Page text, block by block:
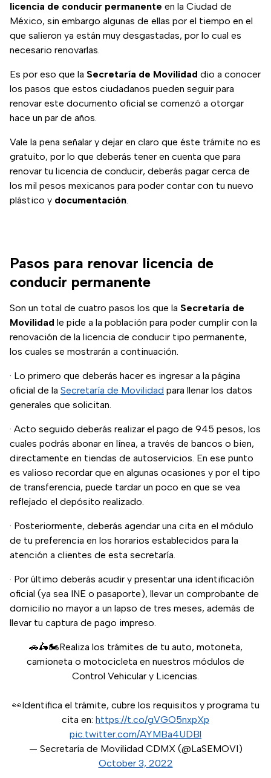
licencia de conducir permanente en la Ciudad de
México, sin embargo algunas de ellas por el tiempo en el
que salieron ya están muy desgastadas, por lo cual es
necesario renovarlas.
Es por eso que la Secretaría de Movilidad dio a conocer
los pasos que estos ciudadanos pueden seguir para
renovar este documento oficial se comenzó a otorgar
hace un par de años.
Vale la pena señalar y dejar en claro que éste trámite no es
gratuito, por lo que deberás tener en cuenta que para
renovar tu licencia de conducir, deberás pagar cerca de
los mil pesos mexicanos para poder contar con tu nuevo
plástico y documentación.
Pasos para renovar licencia de
conducir permanente
Son un total de cuatro pasos los que la Secretaría de
Movilidad le pide a la población para poder cumplir con la
renovación de la licencia de conducir tipo permanente,
los cuales se mostrarán a continuación.
· Lo primero que deberás hacer es ingresar a la página
oficial de la Secretaría de Movilidad para llenar los datos
generales que solicitan.
· Acto seguido deberás realizar el pago de 945 pesos, los
cuales podrás abonar en línea, a través de bancos o bien,
directamente en tiendas de autoservicios. En ese punto
es valioso recordar que en algunas ocasiones y por el tipo
de transferencia, puede tardar un poco en que se vea
reflejado el depósito realizado.
· Posteriormente, deberás agendar una cita en el módulo
de tu preferencia en los horarios establecidos para la
atención a clientes de esta secretaría.
· Por último deberás acudir y presentar una identificación
oficial (ya sea INE o pasaporte), llevar un comprobante de
domicilio no mayor a un lapso de tres meses, además de
llevar tu captura de pago impreso.
🚗🛵🏍️Realiza los trámites de tu auto, motoneta,
camioneta o motocicleta en nuestros módulos de
Control Vehicular y Licencias.
👀Identifica el trámite, cubre los requisitos y programa tu
cita en: https://t.co/gVGO5nxpXp
pic.twitter.com/AYMBa4UDBl
— Secretaría de Movilidad CDMX (@LaSEMOVI)
October 3, 2022